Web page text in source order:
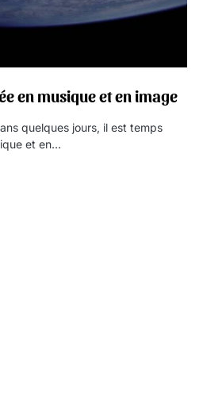
en musique et en image
quelques jours, il est temps
et en…